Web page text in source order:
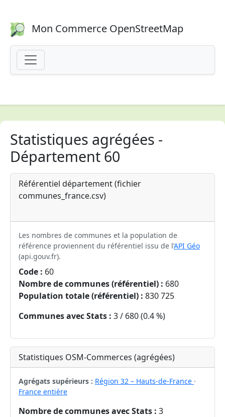
Mon Commerce OpenStreetMap
Statistiques agrégées -
Département 60
Référentiel département (fichier
communes_france.csv)
Les nombres de communes et la population de
référence proviennent du référentiel issu de l’API Géo
(api.gouv.fr).
Code : 60
Nombre de communes (référentiel) : 680
Population totale (référentiel) : 830 725
Communes avec Stats : 3 / 680 (0.4 %)
Statistiques OSM-Commerces (agrégées)
Agrégats supérieurs : Région 32 – Hauts-de-France ·
France entière
Nombre de communes avec Stats : 3